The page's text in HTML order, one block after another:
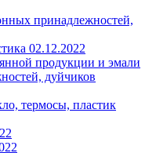
принадлежностей,
02.12.2022
продукции и эмали
дуйчиков
термосы, пластик